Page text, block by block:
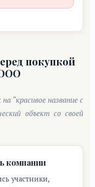
покупкой
“красивое название с
объект со своей
компании
участники,